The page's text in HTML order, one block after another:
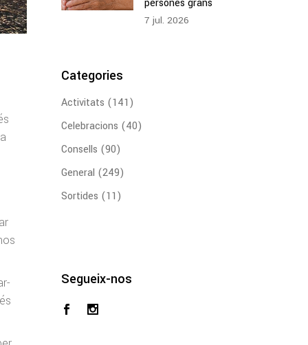
persones grans
7 jul. 2026
Categories
Activitats (141)
Celebracions (40)
Consells (90)
General (249)
Sortides (11)
Segueix-nos